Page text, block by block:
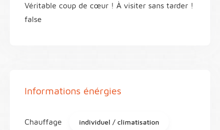
Véritable coup de cœur ! À visiter sans tarder !
false
Informations énérgies
Chauffage individuel / climatisation